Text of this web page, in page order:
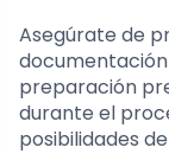
Asegúrate de
preparación
durante el
posibilidades